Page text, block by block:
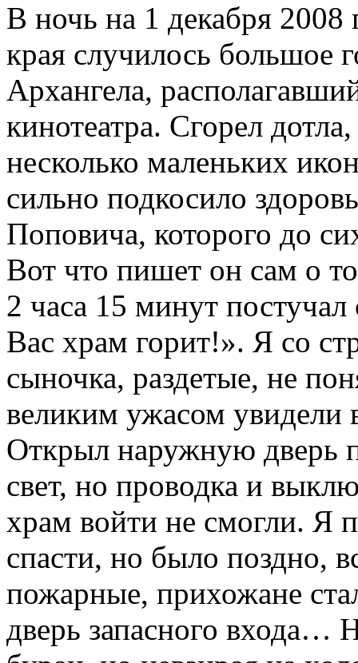
В ночь на 1 декабря 2008
края случилось большое
Архангела,
кинотеатра. Сгорел
несколько маленьких
сильно подкосило
Поповича, которого до
Вот что пишет он сам о
2 часа 15 минут
Вас храм горит!». Я со
сыночка, раздетые, не
великим ужасом увидели
Открыл наружную дверь
свет, но проводка и
храм войти не смогли. Я
спасти, но было поздно,
пожарные, прихожане
дверь запасного входа…